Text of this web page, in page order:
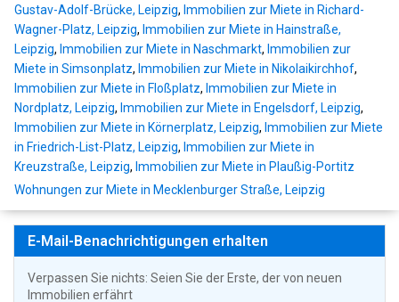
Gustav-Adolf-Brücke, Leipzig, Immobilien zur Miete in Richard-
Wagner-Platz, Leipzig, Immobilien zur Miete in Hainstraße,
Leipzig, Immobilien zur Miete in Naschmarkt, Immobilien zur
Miete in Simsonplatz, Immobilien zur Miete in Nikolaikirchhof,
Immobilien zur Miete in Floßplatz, Immobilien zur Miete in
Nordplatz, Leipzig, Immobilien zur Miete in Engelsdorf, Leipzig,
Immobilien zur Miete in Körnerplatz, Leipzig, Immobilien zur Miete
in Friedrich-List-Platz, Leipzig, Immobilien zur Miete in
Kreuzstraße, Leipzig, Immobilien zur Miete in Plaußig-Portitz
Wohnungen zur Miete in Mecklenburger Straße, Leipzig
E-Mail-Benachrichtigungen erhalten
Verpassen Sie nichts: Seien Sie der Erste, der von neuen
Immobilien erfährt